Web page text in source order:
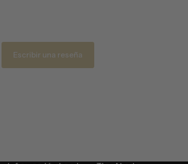
Escribir una reseña